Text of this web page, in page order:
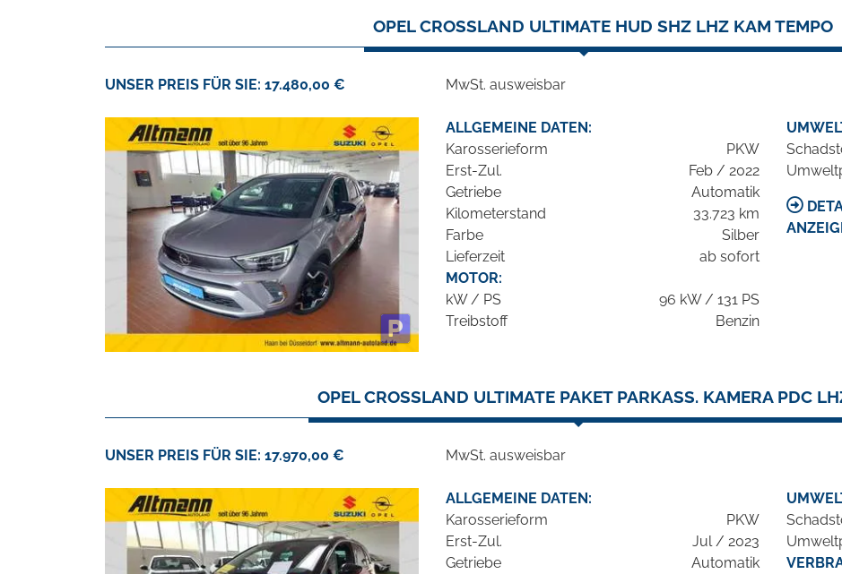
OPEL CROSSLAND ULTIMATE HUD SHZ LHZ KAM TEMPO
UNSER PREIS FÜR SIE: 17.480,00 € MwSt. ausweisbar
ALLGEMEINE DATEN:
Karosserieform
PKW
Erst-Zul.
Feb / 2022
Getriebe
Automatik
Kilometerstand
33.723 km
Farbe
Silber
Lieferzeit
ab sofort
MOTOR:
kW / PS
96 kW / 131 PS
Treibstoff
Benzin
OPEL CROSSLAND ULTIMATE PAKET PARKASS. KAMERA PDC
UNSER PREIS FÜR SIE: 17.970,00 € MwSt. ausweisbar
ALLGEMEINE DATEN:
Karosserieform
PKW
Erst-Zul.
Jul / 2023
Getriebe
Automatik